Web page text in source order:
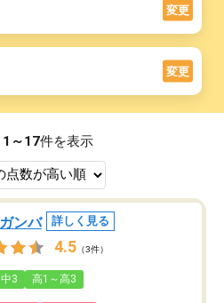
変更
変更
1～17件を表示
ンバ 詳しく見る
4.5 （3件）
3 高1～高3